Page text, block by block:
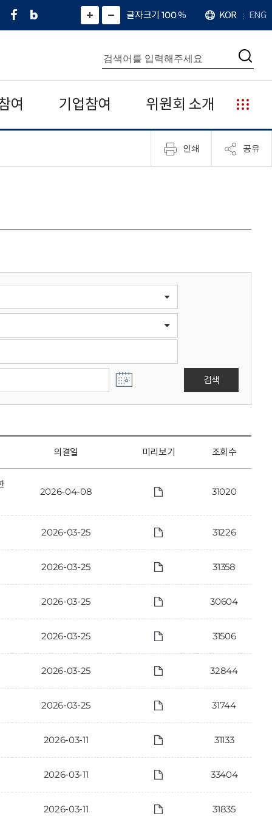
페
네
그
)
화
면
면
소
확
대
치
글자크기 100%
언
어
KOR ENG
통
합
검
색
검
여 기업참여 위원회 소개
누
리
집
안
인쇄 공유
검색
의결일 미리보기 조회수
2026-04-08 31020
2026-03-25 31226
2026-03-25 31358
2026-03-25 30604
2026-03-25 31506
2026-03-25 32844
2026-03-25 31744
2026-03-11 31133
2026-03-11 33404
2026-03-11 31835